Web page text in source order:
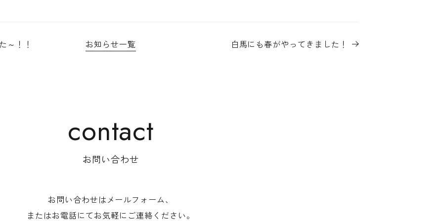
～！！ お知らせ一覧 白馬にも春がやってきました！
お問い合わせ
お問い合わせはメールフォーム、
またはお電話にてお気軽にご連絡ください。